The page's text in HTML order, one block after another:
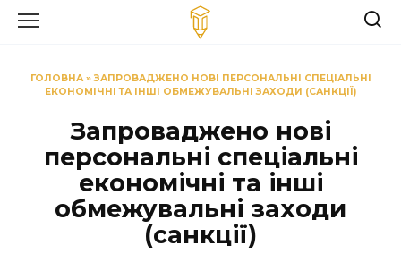
ГОЛОВНА»ЗАПРОВАДЖЕНО НОВІ ПЕРСОНАЛЬНІ СПЕЦІАЛЬНІ
ЕКОНОМІЧНІ ТА ІНШІ ОБМЕЖУВАЛЬНІ ЗАХОДИ (САНКЦІЇ)
Запроваджено нові
персональні спеціальні
економічні та інші
обмежувальні заходи
(санкції)